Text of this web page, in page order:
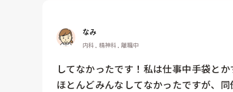
なみ
内科, 精神科, 離職中
してなかったです！私は仕事中手袋と
ほとんどみんなしてなかったですが、同